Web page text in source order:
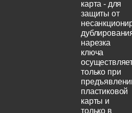
карта - для
защиты от
нарезка
ключа
только при
пластиковой
карты и
только в